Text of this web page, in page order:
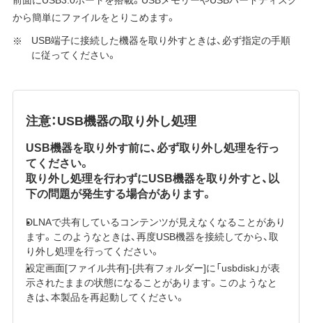
から簡単にファイルをとりこめます。
USB端子に接続した機器を取り外すときは、必ず指定の手順
に従ってください。
注意：USB機器の取り外し処理
USB機器を取り外す前に、必ず取り外し処理を行っ
てください。
取り外し処理を行わずにUSB機器を取り外すと、以
下の問題が発生する場合があります。
DLNAで共有しているコンテンツが見えなくなることがあり
ます。このようなときは、再度USB機器を接続してから、取
り外し処理を行ってください。
設定画面[ファイル共有]-[共有フォルダー]に「usbdisk」が表
示されたままの状態になることがあります。このようなと
きは、本製品を再起動してください。